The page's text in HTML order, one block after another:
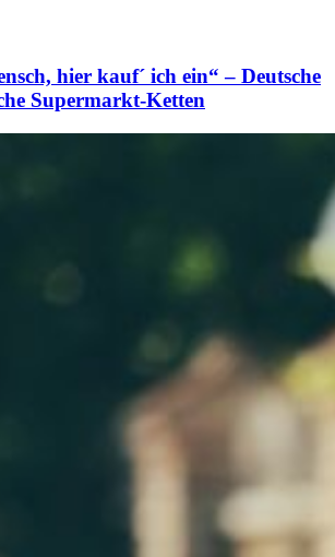
hier kauf´ ich ein“ – Deutsche
Supermarkt-Ketten